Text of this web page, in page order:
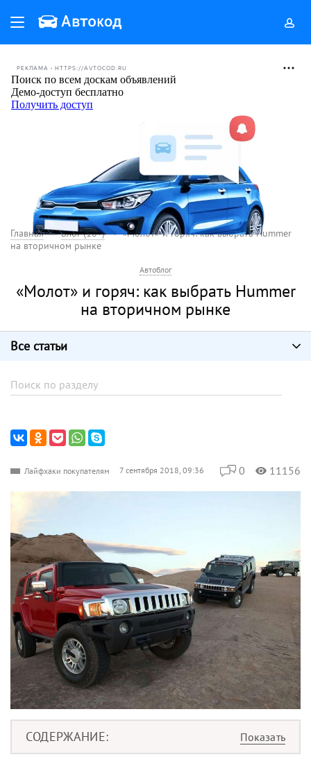
РЕКЛАМА • HTTPS://AVTOCOD.RU
Главная Блог (18+)
«Молот» и горяч: как выбрать Hummer
на вторичном рынке
Автоблог
«Молот» и горяч: как выбрать Hummer
на вторичном рынке
Все статьи
Лайфхаки покупателям 7 сентября 2018, 09:36 0 11156
СОДЕРЖАНИЕ